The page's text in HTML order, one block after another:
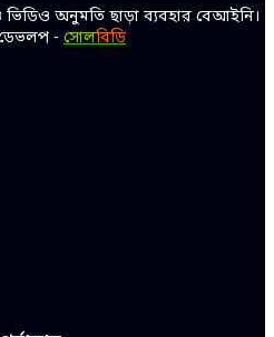
অনুমতি ছাড়া ব্যবহার বেআইনি।
- সোলবিডি